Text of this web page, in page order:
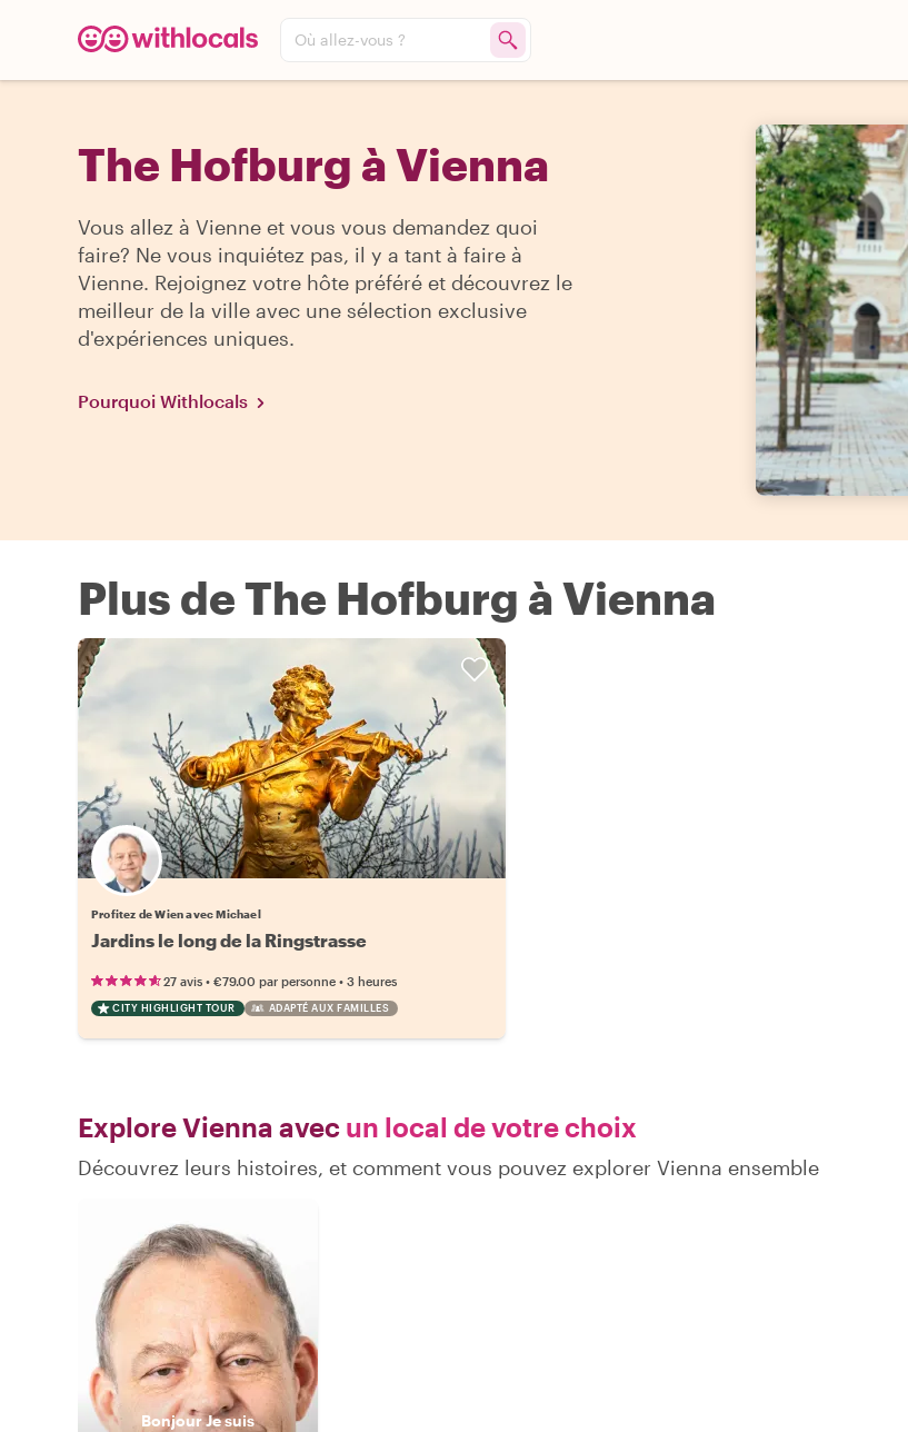
Où allez-vous ?
The Hofburg à Vienna
Vous allez à Vienne et vous vous demandez quoi
faire? Ne vous inquiétez pas, il y a tant à faire à
Vienne. Rejoignez votre hôte préféré et découvrez le
meilleur de la ville avec une sélection exclusive
d'expériences uniques.
Pourquoi Withlocals
Plus de The Hofburg à Vienna
Profitez de Wien avec Michael
Jardins le long de la Ringstrasse
27 avis • €79.00 par personne • 3 heures
CITY HIGHLIGHT TOUR ADAPTÉ AUX FAMILLES
Explore Vienna avec un local de votre choix
Découvrez leurs histoires, et comment vous pouvez explorer Vienna ensemble
BonjourJe suis